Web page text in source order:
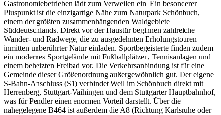
Gastronomiebetrieben lädt zum Verweilen ein. Ein besonderer
Pluspunkt ist die einzigartige Nähe zum Naturpark Schönbuch,
einem der größten zusammenhängenden Waldgebiete
Süddeutschlands. Direkt vor der Haustür beginnen zahlreiche
Wander- und Radwege, die zu ausgedehnten Erholungstouren
inmitten unberührter Natur einladen. Sportbegeisterte finden zudem
ein modernes Sportgelände mit Fußballplätzen, Tennisanlagen und
einem beheizten Freibad vor. Die Verkehrsanbindung ist für eine
Gemeinde dieser Größenordnung außergewöhnlich gut. Der eigene
S-Bahn-Anschluss (S1) verbindet Weil im Schönbuch direkt mit
Herrenberg, Stuttgart-Vaihingen und dem Stuttgarter Hauptbahnhof,
was für Pendler einen enormen Vorteil darstellt. Über die
nahegelegene B464 ist außerdem die A8 (Richtung Karlsruhe oder